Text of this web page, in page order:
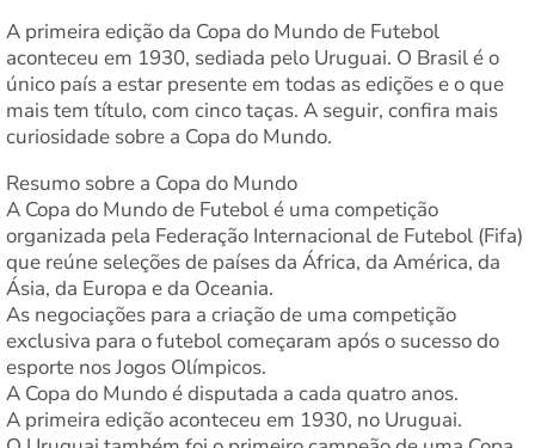
A primeira edição da Copa do Mundo de Futebol
aconteceu em 1930, sediada pelo Uruguai. O Brasil é o
único país a estar presente em todas as edições e o que
mais tem título, com cinco taças. A seguir, confira mais
curiosidade sobre a Copa do Mundo.
Resumo sobre a Copa do Mundo
A Copa do Mundo de Futebol é uma competição
organizada pela Federação Internacional de Futebol (Fifa)
que reúne seleções de países da África, da América, da
Ásia, da Europa e da Oceania.
As negociações para a criação de uma competição
exclusiva para o futebol começaram após o sucesso do
esporte nos Jogos Olímpicos.
A Copa do Mundo é disputada a cada quatro anos.
A primeira edição aconteceu em 1930, no Uruguai.